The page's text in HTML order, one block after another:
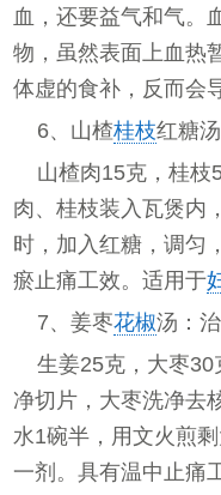
血，还要益气和气。
物，虽然表面上血热
体虚的食补，反而会
6、山楂桂枝红糖
山楂肉15克，桂枝
肉、桂枝装入瓦煲内
时，加入红糖，调匀
瘀止痛工效。适用于
7、姜枣花椒汤：
生姜25克，大枣
净切片，大枣洗净去
水1碗半，用文火煎
一剂。具有温中止痛